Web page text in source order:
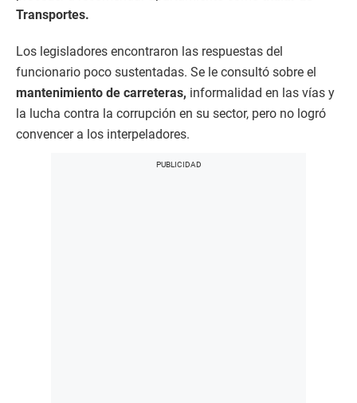
Transportes.
Los legisladores encontraron las respuestas del
funcionario poco sustentadas. Se le consultó sobre el
mantenimiento de carreteras, informalidad en las vías y
la lucha contra la corrupción en su sector, pero no logró
convencer a los interpeladores.